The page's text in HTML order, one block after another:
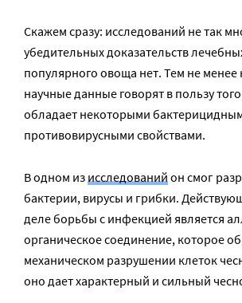
Скажем сразу: исследований не так
убедительных доказательств
популярного овоща нет. Тем не менее
научные данные говорят в пользу
обладает некоторыми
противовирусными свойствами.
В одном из исследований он смог
бактерии, вирусы и грибки.
деле борьбы с инфекцией является
органическое соединение, которое
механическом разрушении клеток
оно дает характерный и сильный